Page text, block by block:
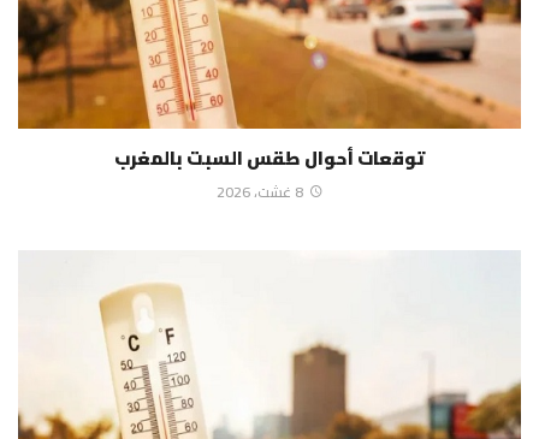
توقعات أحوال طقس السبت بالمغرب
8 غشت، 2026